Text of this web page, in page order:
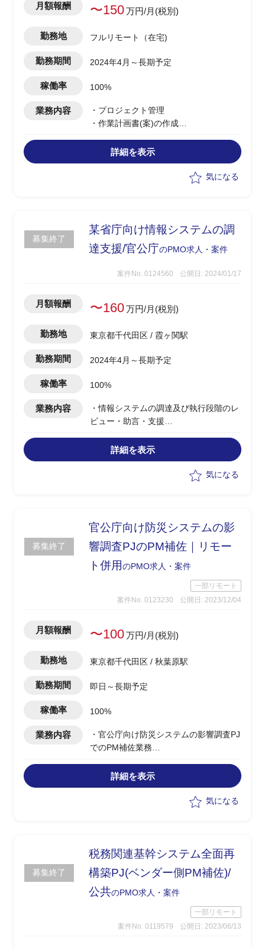
月額報酬 〜150万円/月(税別)
勤務地 フルリモート（在宅)
勤務期間 2024年4月～長期予定
稼働率 100%
業務内容
・プロジェクト管理
・作業計画書(案)の作成
・調達仕様書/要求仕様書の作成支援
・ベンダー選定支援
・受注先ベンダーへの引継ぎ資料作成/引
詳細を表示
気になる
募集終了
某省庁向け情報システムの調
達支援/官公庁のPMO求人・案件
案件No. 0124560 公開日: 2024/01/17
月額報酬 〜160万円/月(税別)
勤務地 東京都千代田区 / 霞ヶ関駅
勤務期間 2024年4月～長期予定
稼働率 100%
業務内容
・情報システムの調達及び執行段階のレ
ビュー・助言・支援
・ベンダー選定支援
・エンドクライアント内調達担当者への
詳細を表示
気になる
募集終了
官公庁向け防災システムの影
響調査PJのPM補佐｜リモー
ト併用のPMO求人・案件
一部リモート
案件No. 0123230
公開日: 2023/12/04
月額報酬 〜100万円/月(税別)
勤務地 東京都千代田区 / 秋葉原駅
勤務期間 即日～長期予定
稼働率 100%
業務内容
・官公庁向け防災システムの影響調査PJ
でのPM補佐業務
防災システムの移行を実施する予定
・RDS（Amazon RDS for
PostgreSQL）へのDB変更による影響調
・案件内容
(1) 準備作業
(2) 模擬環境構築
‐現行システムと同じOracleDBを使
(3) Oracle DB 変更による影響調査
(4) 検証環境及び検証用プログラム構築
詳細を表示
気になる
募集終了
税務関連基幹システム全面再
構築PJ(ベンダー側PM補佐)/
公共のPMO求人・案件
一部リモート
案件No. 0119579
公開日: 2023/06/13